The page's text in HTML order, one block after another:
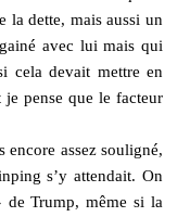
la dette, mais aussi un
avec lui mais qui
cela devait mettre en
pense que le facteur
encore assez souligné,
s’y attendait. On
Trump, même si la